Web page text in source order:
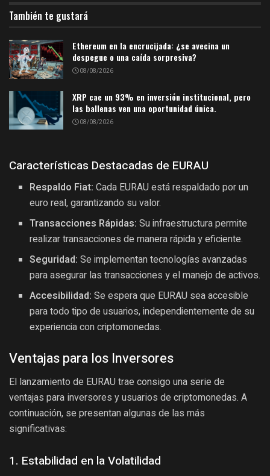
También te gustará
Ethereum en la encrucijada: ¿se avecina un
despegue o una caída sorpresiva?
08/08/2026
XRP cae un 93% en inversión institucional, pero
las ballenas ven una oportunidad única.
08/08/2026
Características Destacadas de EURAU
Respaldo Fiat: Cada EURAU está respaldado por un
euro real, garantizando su valor.
Transacciones Rápidas: Su infraestructura permite
realizar transacciones de manera rápida y eficiente.
Seguridad: Se implementan tecnologías avanzadas
para asegurar las transacciones y el manejo de activos.
Accesibilidad: Se espera que EURAU sea accesible
para todo tipo de usuarios, independientemente de su
experiencia con criptomonedas.
Ventajas para los Inversores
El lanzamiento de EURAU trae consigo una serie de
ventajas para inversores y usuarios de criptomonedas. A
continuación, se presentan algunas de las más
significativas:
1. Estabilidad en la Volatilidad